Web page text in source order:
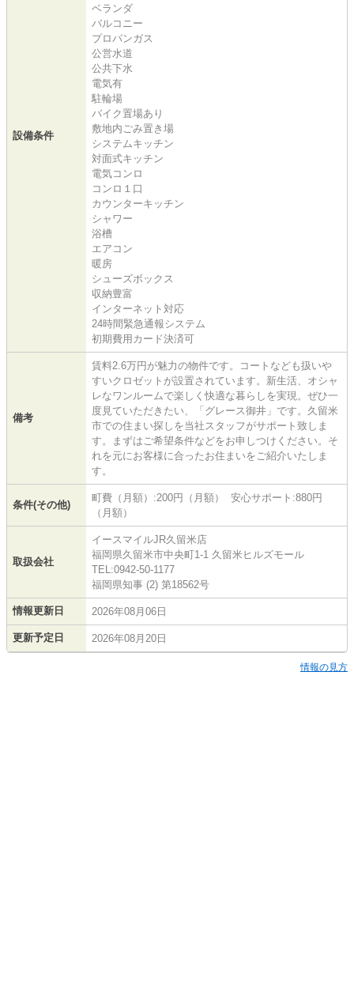
設備条件
ベランダ
バルコニー
プロパンガス
公営水道
公共下水
電気有
駐輪場
バイク置場あり
敷地内ごみ置き場
システムキッチン
対面式キッチン
電気コンロ
コンロ１口
カウンターキッチン
シャワー
浴槽
エアコン
暖房
シューズボックス
収納豊富
インターネット対応
24時間緊急通報システム
初期費用カード決済可
備考
賃料2.6万円が魅力の物件です。コートなども扱いや
すいクロゼットが設置されています。新生活、オシャ
レなワンルームで楽しく快適な暮らしを実現。ぜひ一
度見ていただきたい、「グレース御井」です。久留米
市での住まい探しを当社スタッフがサポート致しま
す。まずはご希望条件などをお申しつけください。そ
れを元にお客様に合ったお住まいをご紹介いたしま
す。
条件(その他)
町費（月額）:200円（月額） 安心サポート:880円
（月額）
取扱会社
イースマイルJR久留米店
福岡県久留米市中央町1-1 久留米ヒルズモール
TEL:0942-50-1177
福岡県知事 (2) 第18562号
情報更新日 2026年08月06日
更新予定日 2026年08月20日
情報の見方